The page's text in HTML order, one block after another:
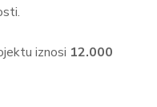
iznosi 12.000